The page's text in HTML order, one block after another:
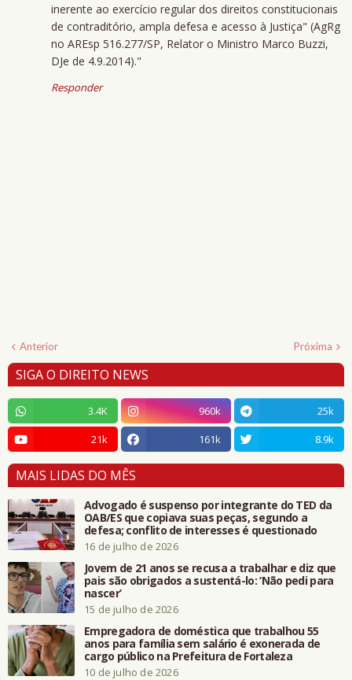
inerente ao exercício regular dos direitos constitucionais
de contraditório, ampla defesa e acesso à Justiça" (AgRg
no AREsp 516.277/SP, Relator o Ministro Marco Buzzi,
DJe de 4.9.2014)."
Responder
Anterior Próxima
SIGA O DIREITO NEWS
3.4K 960k
25k
21k
161k 8.9k
MAIS LIDAS DO MÊS
Advogado é suspenso por integrante do TED da
OAB/ES que copiava suas peças, segundo a
defesa; conflito de interesses é questionado
16 de julho de 2026
Jovem de 21 anos se recusa a trabalhar e diz que
pais são obrigados a sustentá-lo: ‘Não pedi para
nascer’
15 de julho de 2026
Empregadora de doméstica que trabalhou 55
anos para família sem salário é exonerada de
cargo público na Prefeitura de Fortaleza
10 de julho de 2026